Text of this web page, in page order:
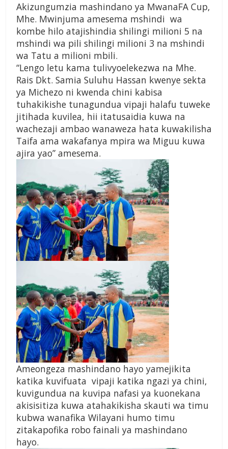
Akizungumzia mashindano ya MwanaFA Cup,
Mhe. Mwinjuma amesema mshindi wa
kombe hilo atajishindia shilingi milioni 5 na
mshindi wa pili shilingi milioni 3 na mshindi
wa Tatu a milioni mbili.
“Lengo letu kama tulivyoelekezwa na Mhe.
Rais Dkt. Samia Suluhu Hassan kwenye sekta
ya Michezo ni kwenda chini kabisa
tuhakikishe tunagundua vipaji halafu tuweke
jitihada kuvilea, hii itatusaidia kuwa na
wachezaji ambao wanaweza hata kuwakilisha
Taifa ama wakafanya mpira wa Miguu kuwa
ajira yao” amesema.
Ameongeza mashindano hayo yamejikita
katika kuvifuata vipaji katika ngazi ya chini,
kuvigundua na kuvipa nafasi ya kuonekana
akisisitiza kuwa atahakikisha skauti wa timu
kubwa wanafika Wilayani humo timu
zitakapofika robo fainali ya mashindano
hayo.